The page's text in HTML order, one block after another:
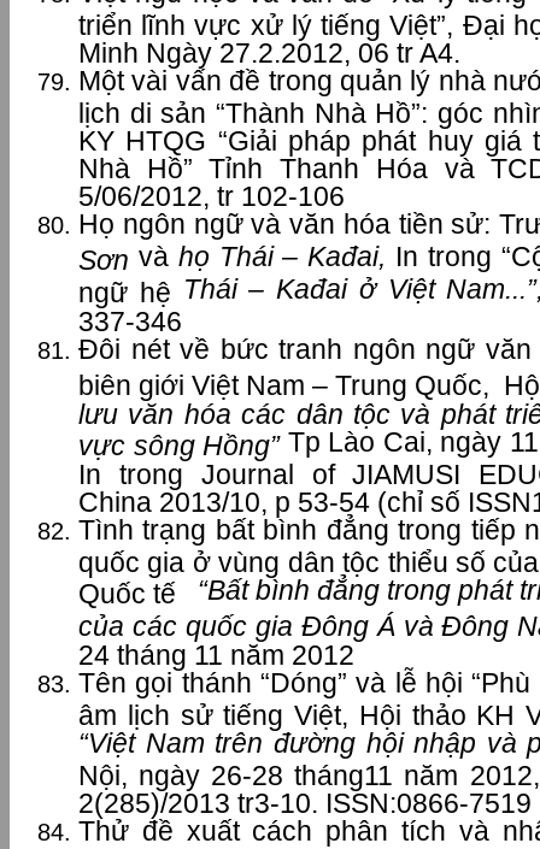
triển lĩnh vực xử lý tiếng Việt”, Đại
Minh Ngày 27.2.2012, 06 tr A4.
Một vài vấn đề trong quản lý nhà
lịch di sản “Thành Nhà Hồ”: góc
KY HTQG “Giải pháp phát huy
Nhà Hồ” Tỉnh Thanh Hóa và
5/06/2012, tr 102-106
Họ ngôn ngữ và văn hóa tiền sử:
Sơn và họ Thái – Kađai, In trong
ngữ hệ Thái – Kađai ở Việt
337-346
Đôi nét về bức tranh ngôn ngữ
biên giới Việt Nam – Trung Quốc,
lưu văn hóa các dân tộc và phát
vực sông Hồng” Tp Lào Cai, ngày
In trong Journal of JIAMUSI
China 2013/10, p 53-54 (chỉ số
Tình trạng bất bình đẳng trong tiếp
quốc gia ở vùng dân tộc thiểu số
Quốc tế “Bất bình đẳng trong phát
của các quốc gia Đông Á và Đông
24 tháng 11 năm 2012
Tên gọi thánh “Dóng” và lễ hội
âm lịch sử tiếng Việt, Hội thảo KH
“Việt Nam trên đường hội nhập và
Nội, ngày 26-28 tháng11 năm
2(285)/2013 tr3-10. ISSN:0866-7519
Thử đề xuất cách phân tích và